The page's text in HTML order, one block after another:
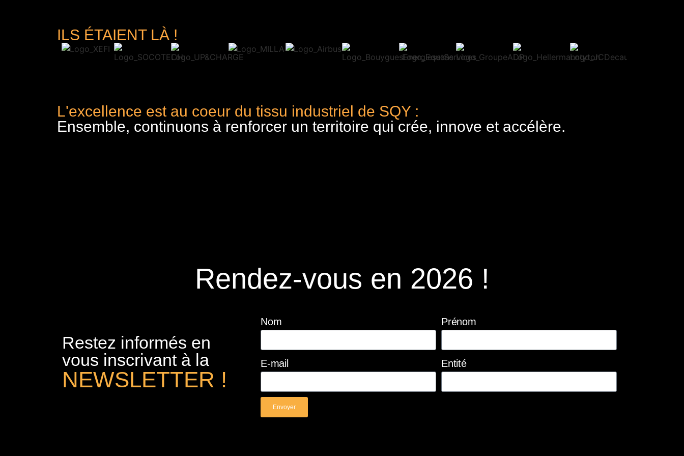
ILS ÉTAIENT LÀ !
L'excellence est au coeur du tissu industriel de SQY :
Ensemble, continuons à renforcer un territoire qui crée, innove et accélère.
Rendez-vous en 2026 !
Restez informés en
vous inscrivant à la
NEWSLETTER !
Nom Prénom
E-mail Entité
Envoyer